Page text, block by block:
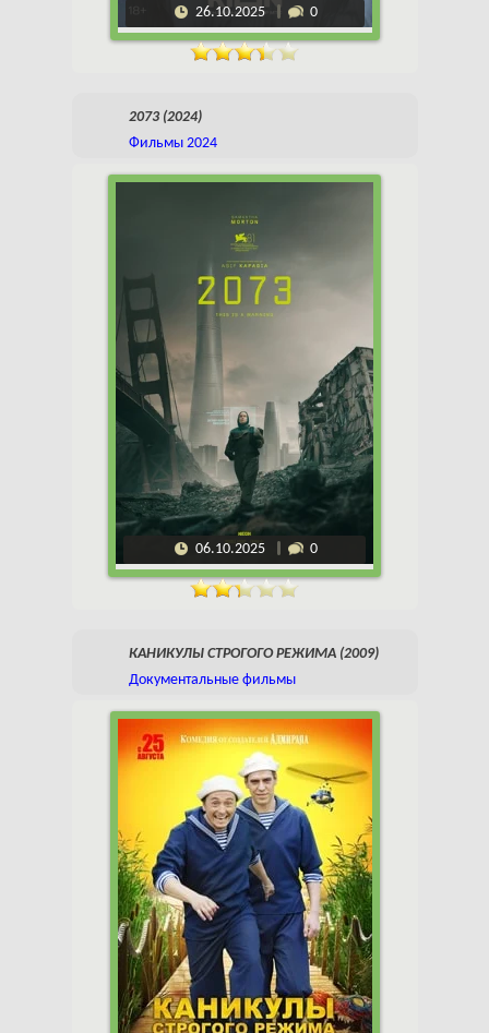
26.10.2025 0
2073 (2024)
Фильмы 2024
06.10.2025 0
КАНИКУЛЫ СТРОГОГО РЕЖИМА (2009)
Документальные фильмы